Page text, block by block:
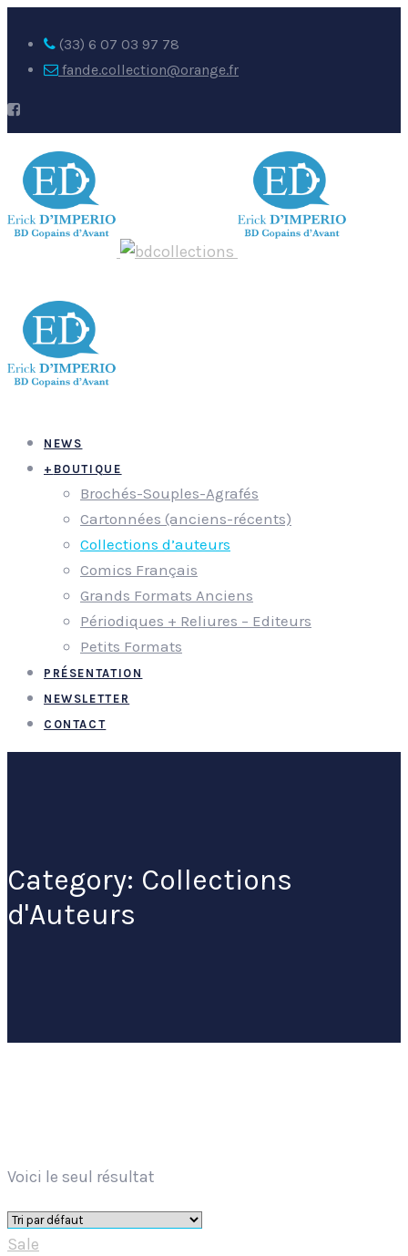
(33) 6 07 03 97 78
fande.collection@orange.fr
NEWS
+ BOUTIQUE
Brochés-Souples-Agrafés
Cartonnées (anciens-récents)
Collections d’auteurs
Comics Français
Grands Formats Anciens
Périodiques + Reliures – Editeurs
Petits Formats
PRÉSENTATION
NEWSLETTER
CONTACT
Category: Collections
d'Auteurs
Voici le seul résultat
Sale